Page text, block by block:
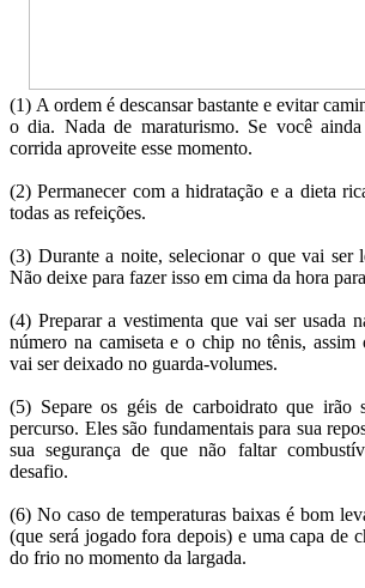
(1) A ordem é descansar bastante e evitar
o dia. Nada de maraturismo. Se você
corrida aproveite esse momento.
(2) Permanecer com a hidratação e a dieta
todas as refeições.
(3) Durante a noite, selecionar o que vai ser
Não deixe para fazer isso em cima da hora
(4) Preparar a vestimenta que vai ser usada
número na camiseta e o chip no tênis, assim
vai ser deixado no guarda-volumes.
(5) Separe os géis de carboidrato que irão
percurso. Eles são fundamentais para sua
sua segurança de que não faltar
desafio.
(6) No caso de temperaturas baixas é bom
(que será jogado fora depois) e uma capa de
do frio no momento da largada.